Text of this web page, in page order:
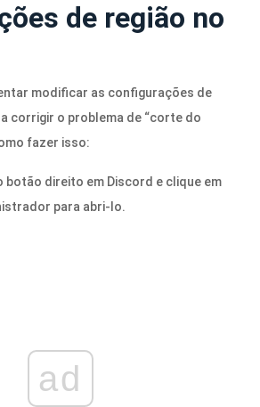
de região no
modificar as configurações de
corrigir o problema de “corte do
fazer isso:
botão direito em Discord e clique em
para abri-lo.
ad